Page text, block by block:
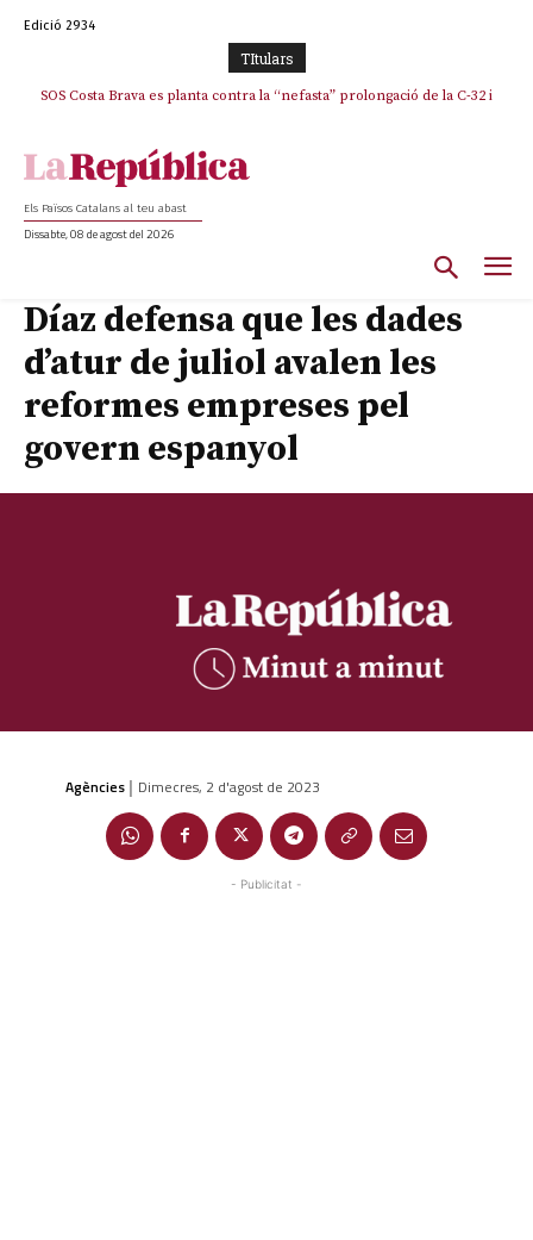
Edició 2934
TItulars
SOS Costa Brava es planta contra la “nefasta” prolongació de la C-32 i
Els Països Catalans al teu abast
Dissabte, 08 de agost del 2026
Díaz defensa que les dades
d’atur de juliol avalen les
reformes empreses pel
govern espanyol
Agències | Dimecres, 2 d'agost de 2023
- Publicitat -